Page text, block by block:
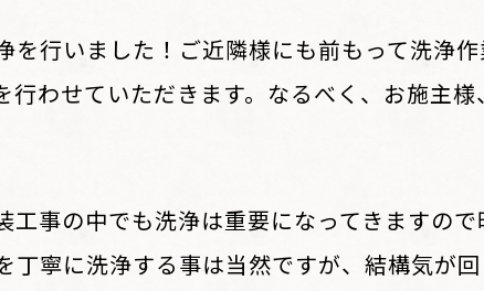
を行いました！ご近隣様にも前もって洗浄
行わせていただきます。なるべく、お施主
工事の中でも洗浄は重要になってきますの
丁寧に洗浄する事は当然ですが、結構気が